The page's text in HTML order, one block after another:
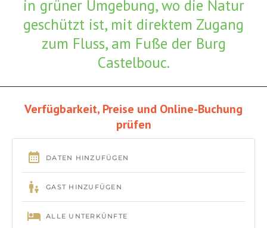
in grüner Umgebung, wo die Natur
geschützt ist, mit direktem Zugang
zum Fluss, am Fuße der Burg
Castelbouc.
Verfügbarkeit, Preise und Online-Buchung
prüfen